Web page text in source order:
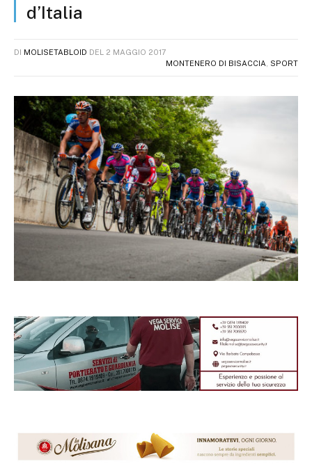
d’Italia
DI MOLISETABLOID DEL 2 MAGGIO 2017
MONTENERO DI BISACCIA
SPORT